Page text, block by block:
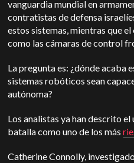
vanguardia mundial en
contratistas de defensa
estos sistemas, mientras que
como las cámaras de control
La pregunta es: ¿dónde acaba
sistemas robóticos sean
autónoma?
Los analistas ya han descrito el
batalla como uno de los más
Catherine Connolly,